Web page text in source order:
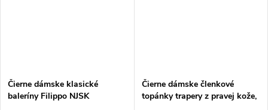
Čierne dámske klasické
baleríny Filippo NJSK
Čierne dámske členkové
topánky trapery z pravej kože,